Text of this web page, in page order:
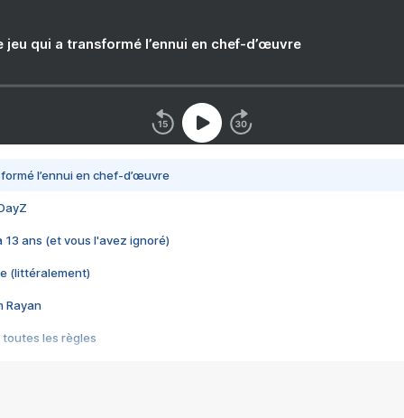
jeu qui a transformé l’ennui en chef-d’œuvre
l’ennui en chef-d’œuvre
13 ans (et vous l'avez ignoré)
(littéralement)
Rayan
toutes les règles